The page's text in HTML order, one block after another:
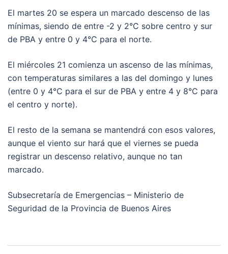
El martes 20 se espera un marcado descenso de las
mínimas, siendo de entre -2 y 2°C sobre centro y sur
de PBA y entre 0 y 4°C para el norte.
El miércoles 21 comienza un ascenso de las mínimas,
con temperaturas similares a las del domingo y lunes
(entre 0 y 4°C para el sur de PBA y entre 4 y 8°C para
el centro y norte).
El resto de la semana se mantendrá con esos valores,
aunque el viento sur hará que el viernes se pueda
registrar un descenso relativo, aunque no tan
marcado.
Subsecretaría de Emergencias – Ministerio de
Seguridad de la Provincia de Buenos Aires